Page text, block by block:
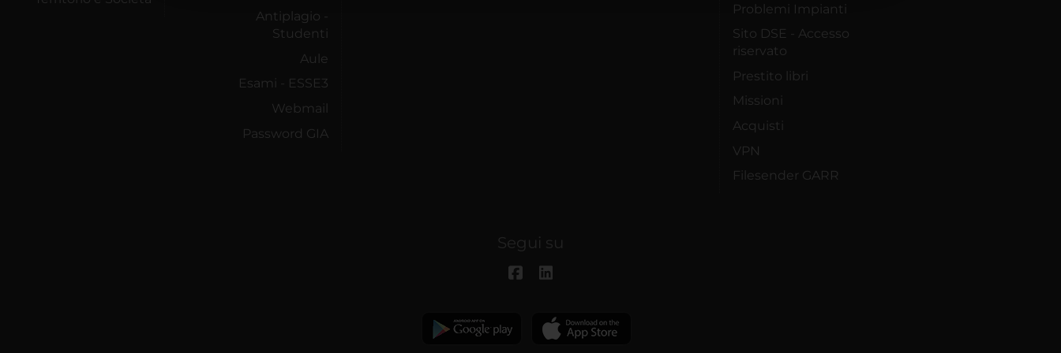
Antiplagio -
Studenti
Aule
Esami - ESSE3
Webmail
Password GIA
Problemi Impianti
Sito DSE - Accesso
riservato
Prestito libri
Missioni
Acquisti
VPN
Filesender GARR
Segui su